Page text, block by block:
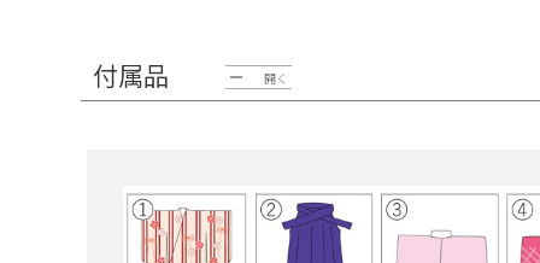
付属品 開く